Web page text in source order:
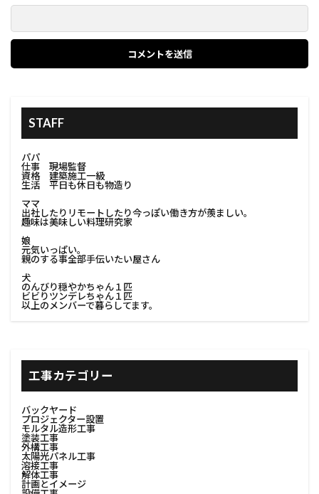
STAFF
パパ
仕事 現場監督
資格 建築施工一級
生活 平日も休日も物造り
ママ
出社したりリモートしたり今っぽい働き方が羨ましい。
趣味は美味しい料理研究家
娘
元気いっぱい。
親のする事全部手伝いたい屋さん
犬
のんびり穏やかちゃん１匹
ビビりツンデレちゃん１匹
以上のメンバーで暮らしてます。
工事カテゴリー
バックヤード
プロジェクター設置
モルタル造形工事
塗装工事
外構工事
太陽光パネル工事
溶接工事
解体工事
計画とイメージ